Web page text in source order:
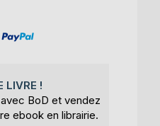
LIVRE !
BoD et vendez
ebook en librairie.